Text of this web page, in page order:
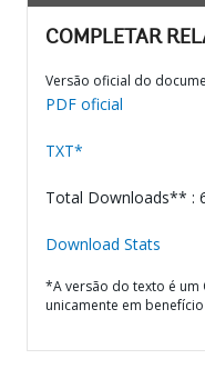
COMPLETAR
Versão oficial do
PDF oficial
TXT*
Total Downloads** :
Download Stats
*A versão do texto é um
unicamente em